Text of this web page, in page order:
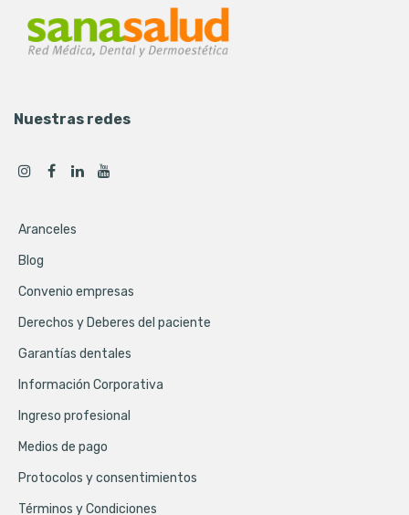
Nuestras redes
Aranceles
Blog
Convenio empresas
Derechos y Deberes del paciente
Garantías dentales
Información Corporativa
Ingreso profesional
Medios de pago
Protocolos y consentimientos
Términos y Condiciones